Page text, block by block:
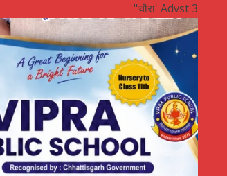
"चौरा' Advst 3